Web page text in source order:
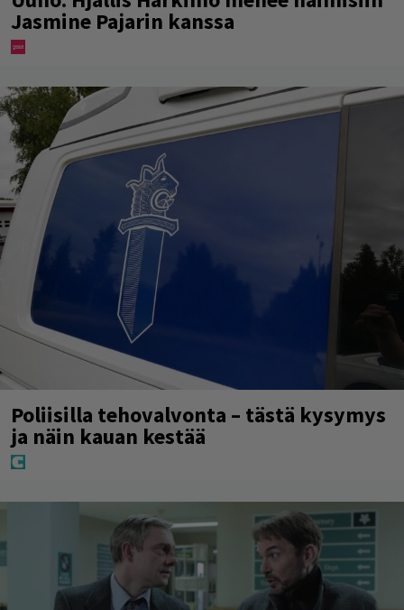
Jasmine Pajarin kanssa
Poliisilla tehovalvonta – tästä kysymys
ja näin kauan kestää